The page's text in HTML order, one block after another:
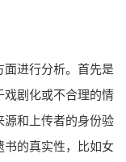
面进行分析。首先是
戏剧化或不合理的情
源和上传者的身份验
书的真实性，比如女